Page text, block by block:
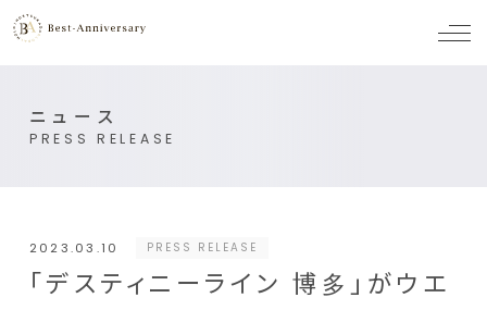
メ
ニュース
PRESS RELEASE
2023.03.10 PRESS RELEASE
「デスティニーライン 博多」がウエ